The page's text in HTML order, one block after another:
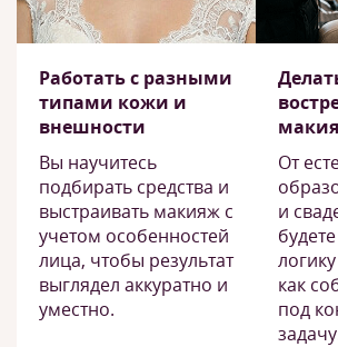
Работать с разными
типами кожи и
внешности
Вы научитесь
подбирать средства и
выстраивать макияж с
учетом особенностей
лица, чтобы результат
выглядел аккуратно и
уместно.
От
и
как
под